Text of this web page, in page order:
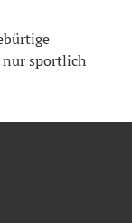
sportlich